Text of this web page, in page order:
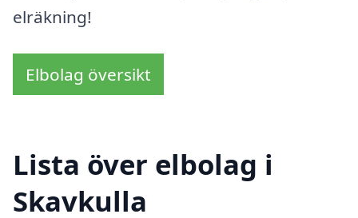
elräkning!
Elbolag översikt
Lista över elbolag i
Skavkulla